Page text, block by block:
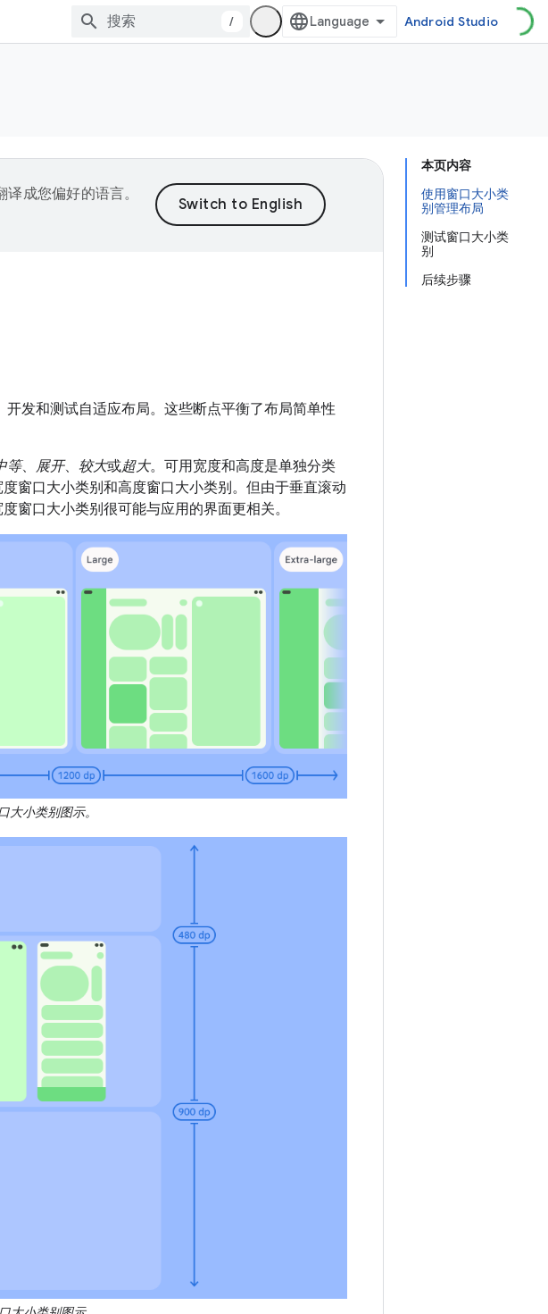
/ Android Studio
本页内容
使用窗口大小类
别管理布局
测试窗口大小类
别
后续步骤
成您偏好的语言。
发和测试自适应布局。这些断点平衡了布局简单性
等、 展开、 较大或超大。可用宽度和高度是单独分类
窗口大小类别和高度窗口大小类别。但由于垂直滚动
窗口大小类别很可能与应用的界面更相关。
大小类别图示。